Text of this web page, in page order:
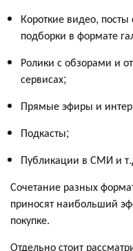
Короткие видео,
подборки в формате
Ролики с обзорами и
сервисах;
Прямые эфиры и
Подкасты;
Публикации в СМИ и
Сочетание разных
приносят наибольший
покупке.
Отдельно стоит